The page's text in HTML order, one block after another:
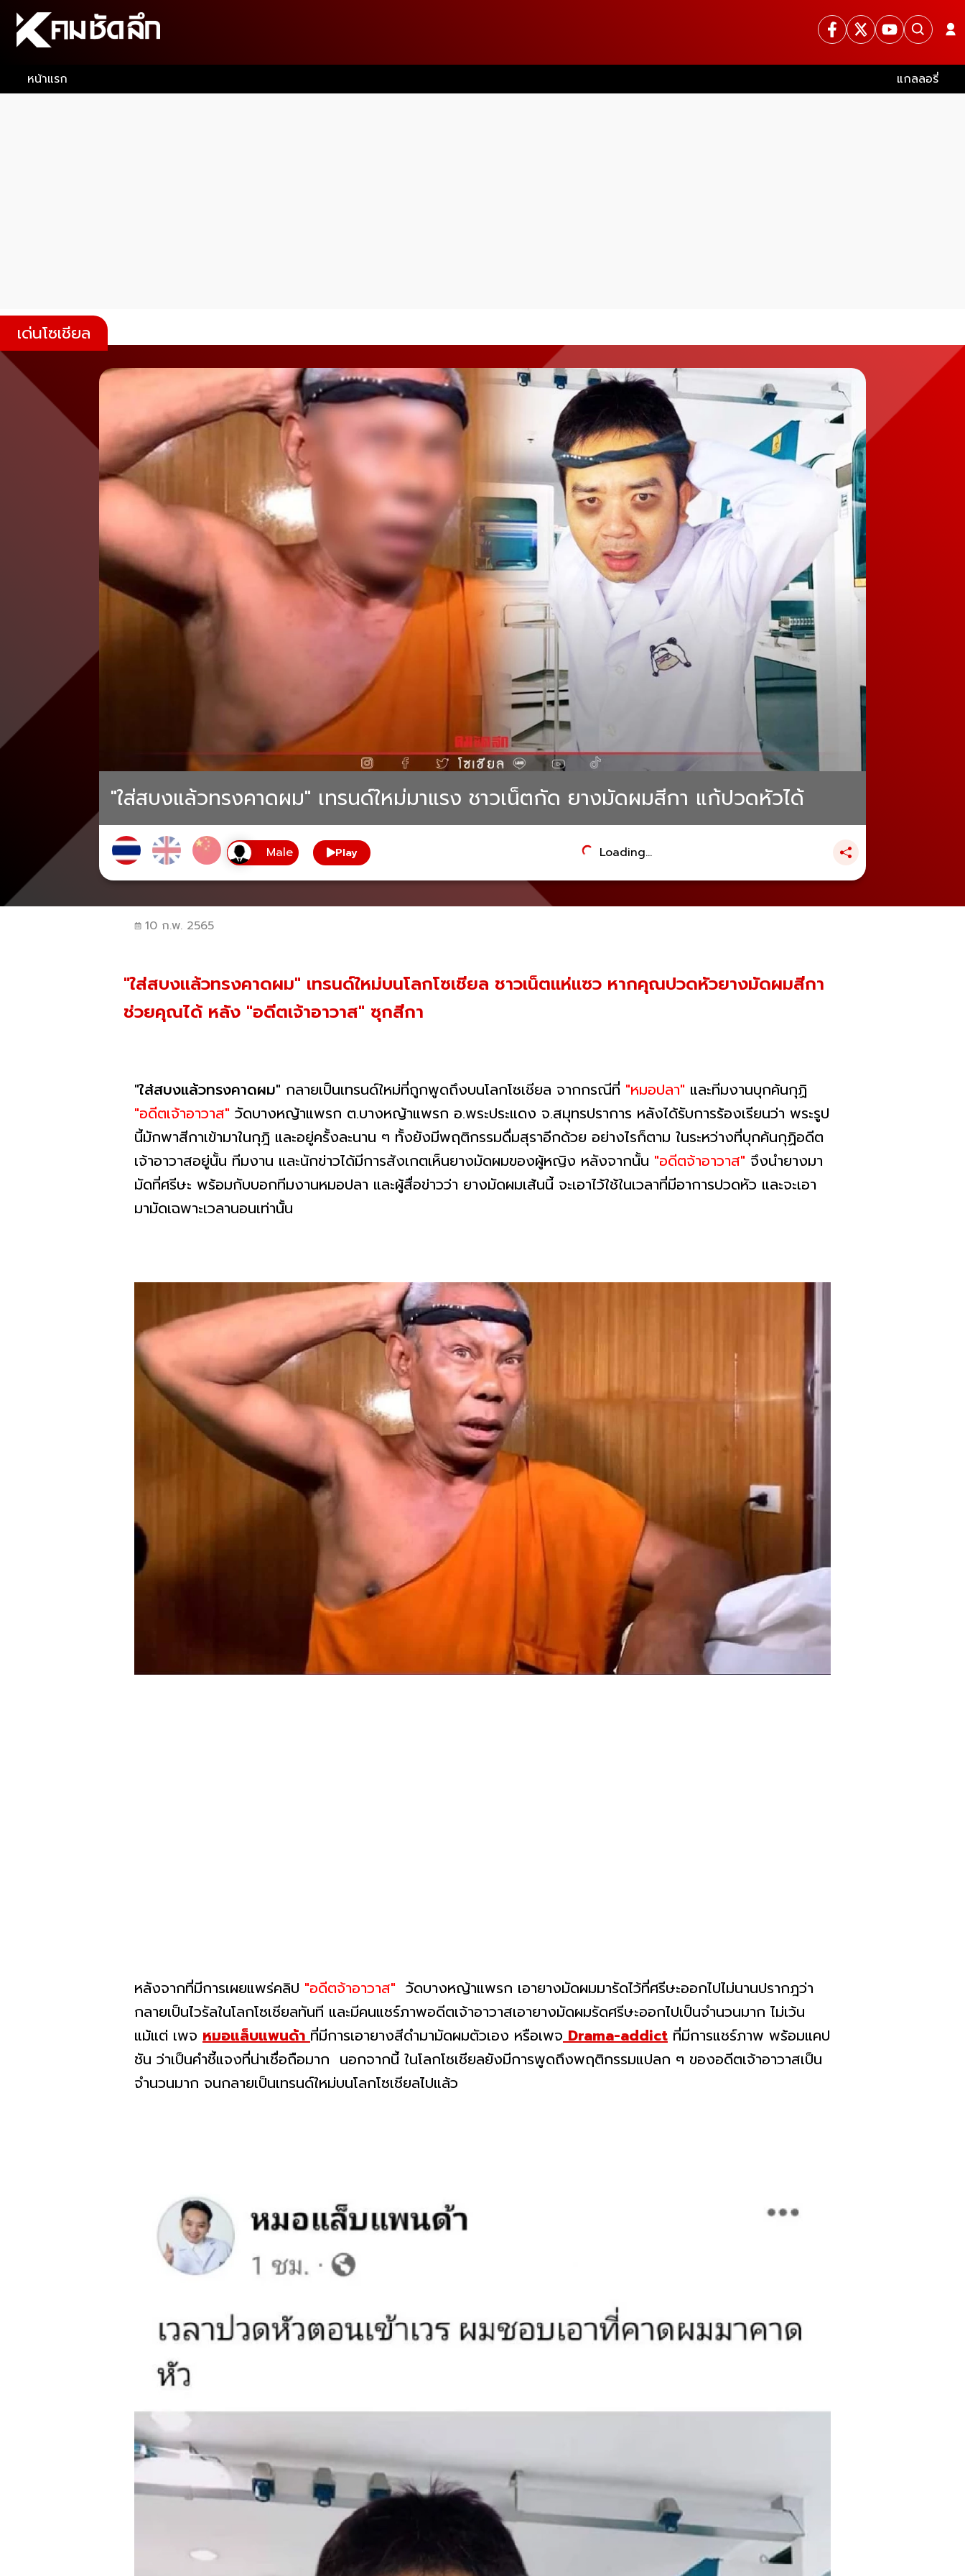
หน้าแรก แกลลอรี่
เด่นโซเชียล
"ใส่สบงแล้วทรงคาดผม" เทรนด์ใหม่มาแรง ชาวเน็ตกัด ยางมัดผมสีกา แก้ปวดหัวได้
Play Loading...
10 ก.พ. 2565
"ใส่สบงแล้วทรงคาดผม" เทรนด์ใหม่บนโลกโซเชียล ชาวเน็ตแห่แซว หากคุณปวดหัวยางมัดผมสีกา
ช่วยคุณได้ หลัง "อดีตเจ้าอาวาส" ซุกสีกา
"ใส่สบงแล้วทรงคาดผม" กลายเป็นเทรนด์ใหม่ที่ถูกพูดถึงบนโลกโซเชียล จากกรณีที่ "หมอปลา" และทีมงานบุกค้นกุฏิ
"อดีตเจ้าอาวาส" วัดบางหญ้าแพรก ต.บางหญ้าแพรก อ.พระประแดง จ.สมุทรปราการ หลังได้รับการร้องเรียนว่า พระรูป
นี้มักพาสีกาเข้ามาในกุฎิ และอยู่ครั้งละนาน ๆ ทั้งยังมีพฤติกรรมดื่มสุราอีกด้วย อย่างไรก็ตาม ในระหว่างที่บุกค้นกุฏิอดีต
เจ้าอาวาสอยู่นั้น ทีมงาน และนักข่าวได้มีการสังเกตเห็นยางมัดผมของผู้หญิง หลังจากนั้น "อดีตจ้าอาวาส" จึงนำยางมา
มัดที่ศรีษะ พร้อมกับบอกทีมงานหมอปลา และผู้สื่อข่าวว่า ยางมัดผมเส้นนี้ จะเอาไว้ใช้ในเวลาที่มีอาการปวดหัว และจะเอา
มามัดเฉพาะเวลานอนเท่านั้น
หลังจากที่มีการเผยแพร่คลิป "อดีตจ้าอาวาส" วัดบางหญ้าแพรก เอายางมัดผมมารัดไว้ที่ศรีษะออกไปไม่นานปรากฎว่า
กลายเป็นไวรัลในโลกโซเชียลทันที และมีคนแชร์ภาพอดีตเจ้าอาวาสเอายางมัดผมรัดศรีษะออกไปเป็นจำนวนมาก ไม่เว้น
แม้แต่ เพจ หมอแล็บแพนด้าที่มีการเอายางสีดำมามัดผมตัวเอง หรือเพจDrama-addict ที่มีการแชร์ภาพ พร้อมแคป
ชัน ว่าเป็นคำชี้แจงที่น่าเชื่อถือมาก นอกจากนี้ ในโลกโซเชียลยังมีการพูดถึงพฤติกรรมแปลก ๆ ของอดีตเจ้าอาวาสเป็น
จำนวนมาก จนกลายเป็นเทรนด์ใหม่บนโลกโซเชียลไปแล้ว